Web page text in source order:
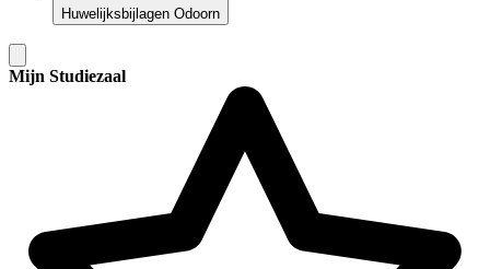
Huwelijksbijlagen Odoorn
Mijn Studiezaal